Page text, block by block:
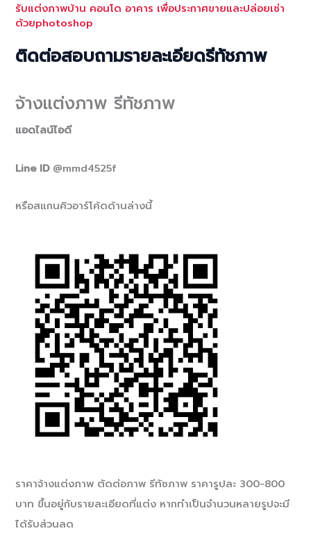
รับแต่งภาพบ้าน คอนโด อาคาร เพื่อประกาศขายและปล่อยเช่า
ด้วยphotoshop
ติดต่อสอบถามรายละเอียดรีทัชภาพ
จ้างแต่งภาพ รีทัชภาพ
แอดไลน์ไอดี
Line ID @mmd4525f
หรือสแกนคิวอาร์โค้ดด้านล่างนี้
ราคาจ้างแต่งภาพ ตัดต่อภาพ รีทัชภาพ ราคารูปละ 300-800
บาท ขึ้นอยู่กับรายละเอียดที่แต่ง หากทำเป็นจำนวนหลายรูปจะมี
ได้รับส่วนลด